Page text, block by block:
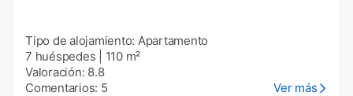
Tipo de alojamiento: Apartamento
7 huéspedes
110 m²
Valoración: 8.8
Comentarios: 5
Ver más